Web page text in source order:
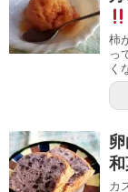
柿
っ
く
カ